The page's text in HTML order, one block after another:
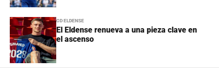
CD ELDENSE
El Eldense renueva a una pieza clave en
el ascenso